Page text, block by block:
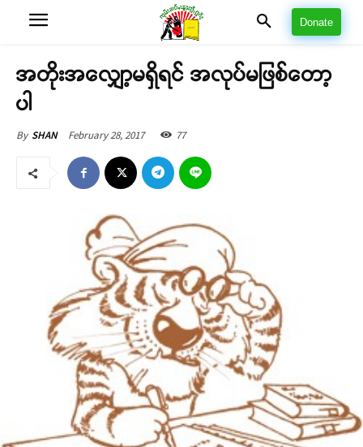
Donate
အတိုးအလျှော့မရှိရင် အလုပ်မဖြစ်တော့
ပါ
By SHAN February 28, 2017 77